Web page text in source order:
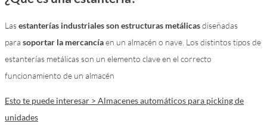
Lasestanterías industriales son estructuras metálicasdiseñadas
para soportar la mercancíaen un almacén o nave. Los distintos tipos de
estanterías metálicas son un elemento clave en el correcto
funcionamiento de un almacén
Esto te puede interesar > Almacenes automáticos para picking de
unidades